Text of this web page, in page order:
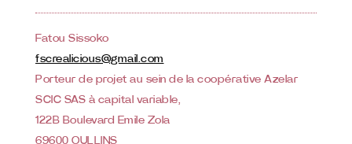
Fatou Sissoko
fscrealicious@gmail.com
Porteur de projet au sein de la coopérative Azelar
SCIC SAS à capital variable,
122B Boulevard Emile Zola
69600 OULLINS